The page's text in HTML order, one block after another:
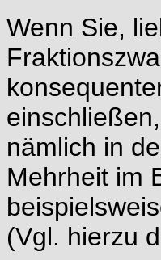
Wenn Sie,
nämlich in
Mehrheit im
(Vgl. hierzu